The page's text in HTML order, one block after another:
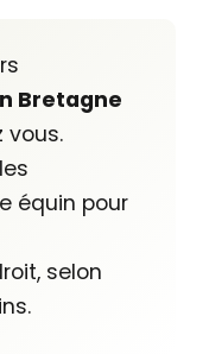
Bretagne
vous.
équin pour
selon